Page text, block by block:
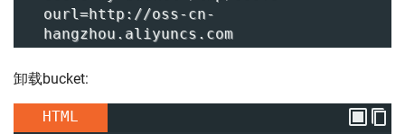
ourl=http://oss-cn-
hangzhou.aliyuncs.com
卸载bucket:
HTML